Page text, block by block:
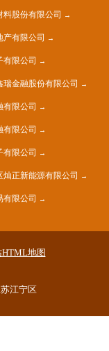
料股份有限公司
产有限公司
有限公司
瑞金融股份有限公司
有限公司
有限公司
有限公司
灿正新能源有限公司
有限公司
HTML地图
江宁区